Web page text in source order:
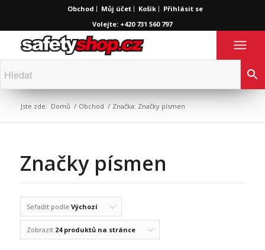
Obchod Můj účet Košík
Přihlásit se
Volejte: +420 731 560 797
Jste zde: Domů / Obchod / Značka: Značky písmen
Značky písmen
Seřadit podle Výchozí
Zobrazit 24 produktů na stránce